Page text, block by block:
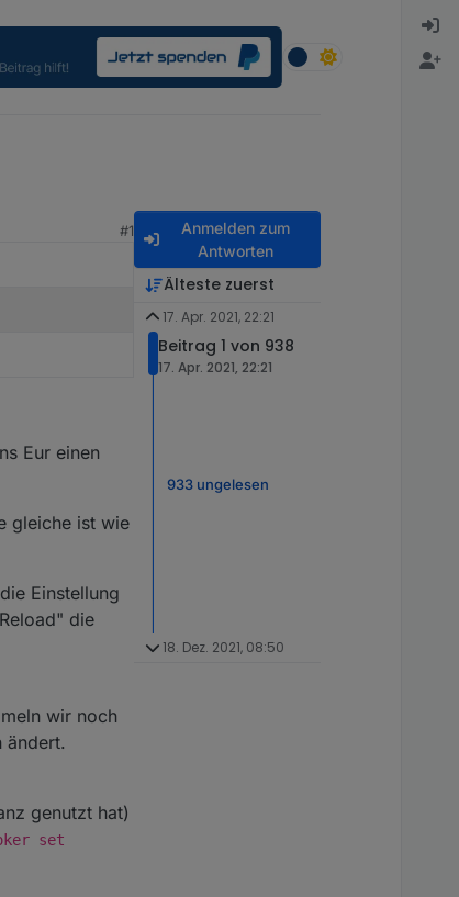
#1
Eur einen
gleiche ist wie
Einstellung
die
wir noch
ändert.
genutzt hat)
set
Anmelden zum
Antworten
Älteste zuerst
17. Apr. 2021, 22:21
Beitrag 1 von 938
17. Apr. 2021, 22:21
933 ungelesen
18. Dez. 2021, 08:50